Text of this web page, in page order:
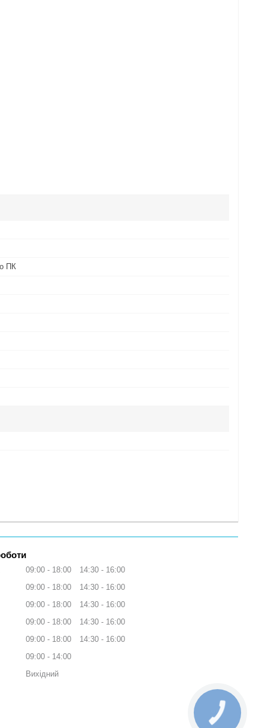
ПК
09:00 18:00 14:30
16:00
09:00 18:00 14:30
16:00
09:00 18:00 14:30
16:00
09:00 18:00 14:30
16:00
09:00 18:00 14:30
16:00
09:00
14:00
Вихідний